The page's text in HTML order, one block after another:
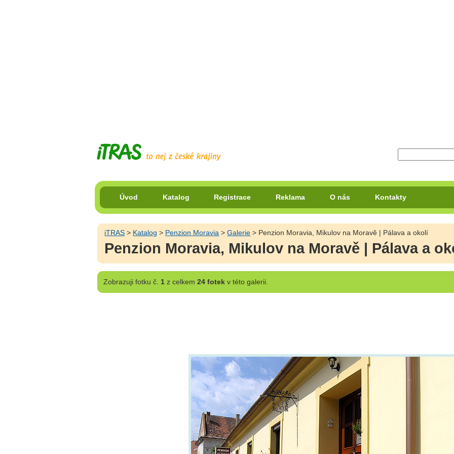
Úvod Katalog Registrace Reklama O nás Kontakty
iTRAS > Katalog > Penzion Moravia >Galerie > Penzion Moravia, Mikulov na Moravě | Pálava a okolí
Penzion Moravia, Mikulov na Moravě | Pálava a
Zobrazujifotku č. 1z celkem 24 fotekv této galerii.